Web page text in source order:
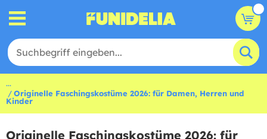
...
Originelle Faschingskostüme 2026: für Damen, Herren und
Kinder
Originelle Faschingskostüme 2026: für